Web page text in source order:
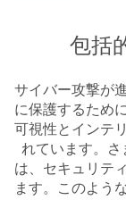
包括
サイバー攻撃が
に保護するため
可視性とインテ
れています。
は、セキュリテ
ます。このよう